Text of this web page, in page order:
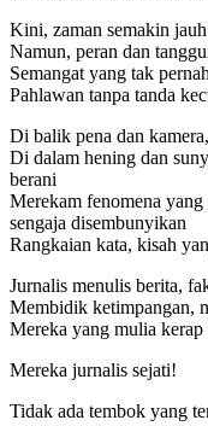
Kini, zaman semakin
Namun, peran dan
Semangat yang tak
Pahlawan tanpa tanda
Di balik pena dan
Di dalam hening dan
berani
Merekam fenomena
sengaja disembunyikan
Rangkaian kata, kisah
Jurnalis menulis berita,
Membidik ketimpangan,
Mereka yang mulia
Mereka jurnalis sejati!
Tidak ada tembok yang